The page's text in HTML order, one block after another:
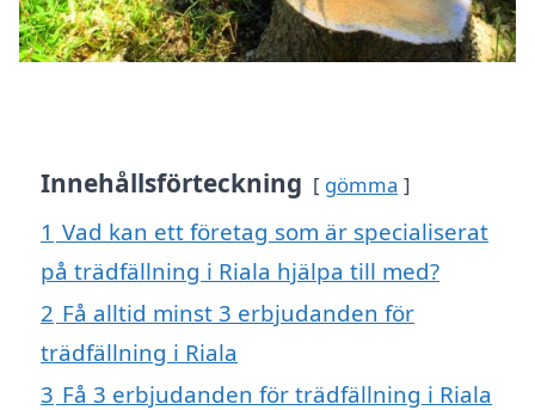
Innehållsförteckning gömma
1 Vad kan ett företag som är specialiserat
på trädfällning i Riala hjälpa till med?
2 Få alltid minst 3 erbjudanden för
trädfällning i Riala
3 Få 3 erbjudanden för trädfällning i Riala